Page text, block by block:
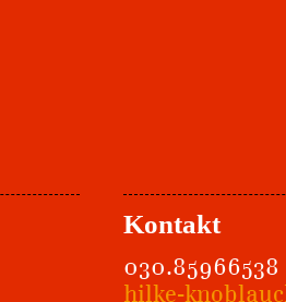
Kontakt
030.85966538
hilke-